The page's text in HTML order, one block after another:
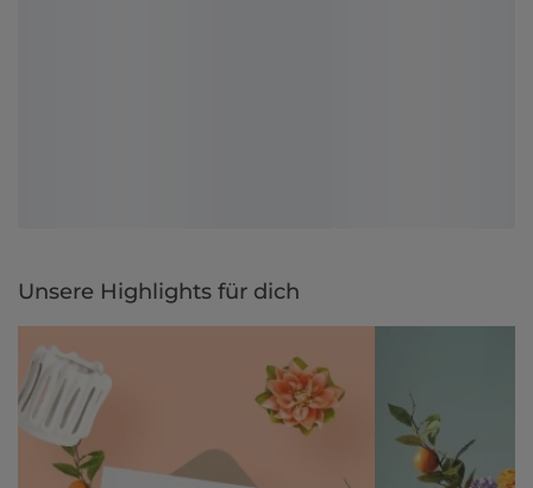
Unsere Highlights für dich